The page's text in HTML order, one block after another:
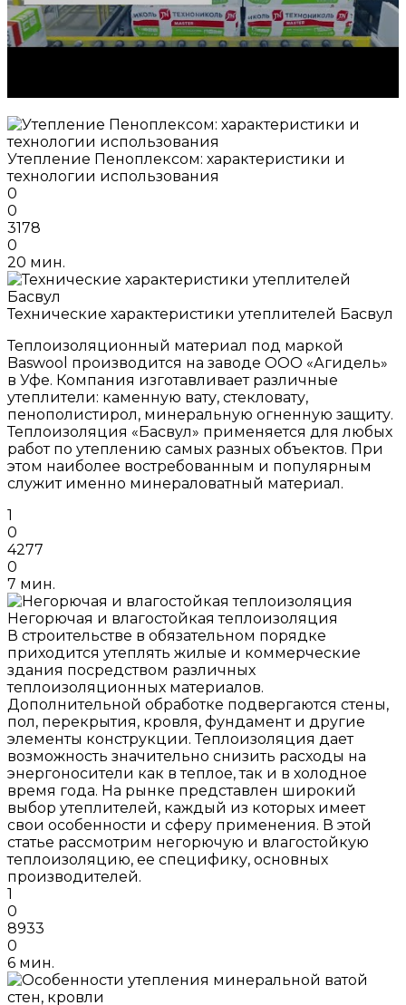
Утепление Пеноплексом: характеристики и
технологии использования
0
0
3178
0
20 мин.
Технические характеристики утеплителей Басвул
Теплоизоляционный материал под маркой
Baswool производится на заводе ООО «Агидель»
в Уфе. Компания изготавливает различные
утеплители: каменную вату, стекловату,
пенополистирол, минеральную огненную защиту.
Теплоизоляция «Басвул» применяется для любых
работ по утеплению самых разных объектов. При
этом наиболее востребованным и популярным
служит именно минераловатный материал.
1
0
4277
0
7 мин.
Негорючая и влагостойкая теплоизоляция
В строительстве в обязательном порядке
приходится утеплять жилые и коммерческие
здания посредством различных
теплоизоляционных материалов.
Дополнительной обработке подвергаются стены,
пол, перекрытия, кровля, фундамент и другие
элементы конструкции. Теплоизоляция дает
возможность значительно снизить расходы на
энергоносители как в теплое, так и в холодное
время года. На рынке представлен широкий
выбор утеплителей, каждый из которых имеет
свои особенности и сферу применения. В этой
статье рассмотрим негорючую и влагостойкую
теплоизоляцию, ее специфику, основных
производителей.
1
0
8933
0
6 мин.